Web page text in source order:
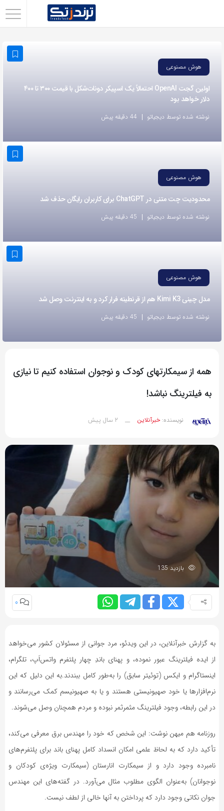
استفاده
روش‌های
زیر
این
دوستان
خود
اشتراک
لینک
هوش مصنوعی
اولین گجت OpenAI احتمالاً یک اسپیکر دونات‌شکل با قیمت ۳۰۰ تا ۴۰۰
دلار خواهد بود
نوشته شده توسط دیجیاتو 44 دقیقه پیش
هوش مصنوعی
محدودیت چت متنی در ChatGPT برای کاربران رایگان حذف شد
نوشته شده توسط دیجیاتو 45 دقیقه پیش
هوش مصنوعی
مدل چینی Kimi K3 هم از قرنطینه فرار کرد و به اینترنت وصل شد
نوشته شده توسط دیجیاتو 45 دقیقه پیش
همه از سیمکارتهای کودک و نوجوان استفاده کنیم تا نیازی
به فیلترینگ نباشد!
نویسنده:خبرآنلاین __ 2 سال پیش
بازدید 135
0
به گزارش خبرآنلاین، در این ویدئو، مرد جوانی از مسئولان کشور می‌خواهد
از ایده فیلترینگ عبور نموده، و پهنای باندِ چهار پلتفرم واتس‌اَپ، تلگرام،
اینستاگرام و ایکس (توئیتر سابق) را به‌طور کامل ببندند.به این دلیل که این
نرم‌افزارها یا خود صهیونیستی هستند و یا به صهیونیسم کمک می‌رسانند و
در این رابطه، وجود فیلترینگ مثمرثمر نبوده و مردم همچنان وصل می‌شوند.
روزنامه هم میهن نوشت: این شخص که خود را مهندس برق معرفی می‌کند،
تأکید دارد که به لحاظ علمی امکان انسداد کامل پهنای باند برای پلتفرم‌های
نامبرده وجود دارد و از سیمکارت انارستان (سیمکارت ویژه‌ی کودکان و
نوجوانان) به‌عنوان الگوی مطلوب مثال می‌آورد. در گفته‌های این مهندس
جوان نکاتی وجود دارد که پرداختن به آنها خالی از لطف نیست.